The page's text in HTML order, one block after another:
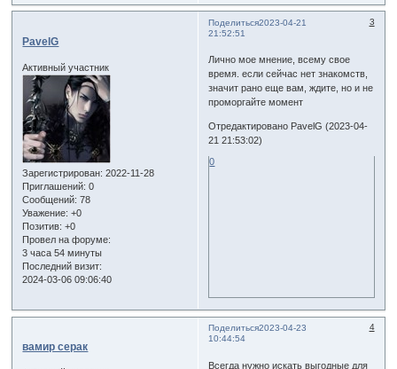
Поделиться 3
2023-04-21
21:52:51
PavelG
Активный участник
Зарегистрирован: 2022-11-28
Приглашений: 0
Сообщений: 78
Уважение: +0
Позитив: +0
Провел на форуме:
3 часа 54 минуты
Последний визит:
2024-03-06 09:06:40
Лично мое мнение, всему свое
время. если сейчас нет знакомств,
значит рано еще вам, ждите, но и не
проморгайте момент
Отредактировано PavelG (2023-04-
21 21:53:02)
0
Поделиться 4
2023-04-23
10:44:54
вамир серак
Всегда нужно искать выгодные для